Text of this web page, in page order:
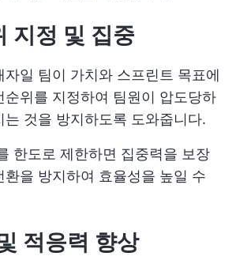
지정 및 집중
자일 팀이 가치와 스프린트 목표에
순위를 지정하여 팀원이 압도당하
는 것을 방지하도록 도와줍니다.
한도로 제한하면 집중력을 보장
환을 방지하여 효율성을 높일 수
적응력 향상